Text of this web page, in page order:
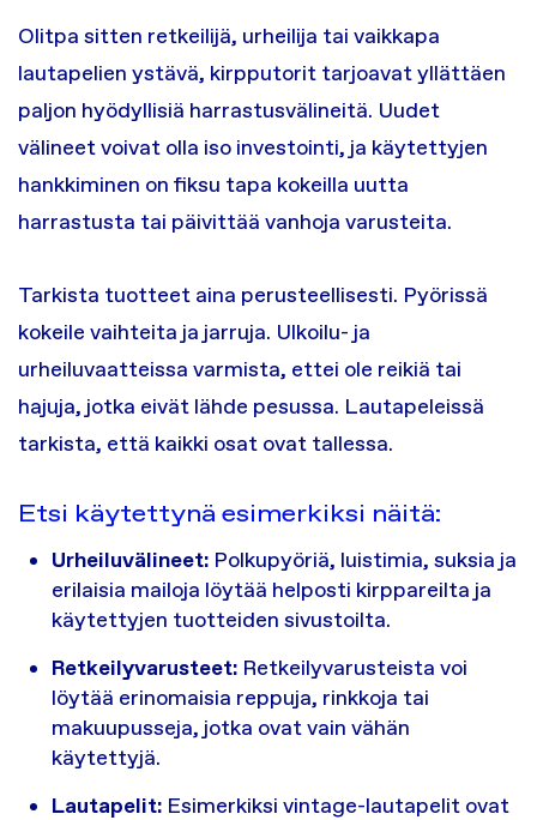
Olitpa sitten retkeilijä, urheilija tai vaikkapa
lautapelien ystävä, kirpputorit tarjoavat yllättäen
paljon hyödyllisiä harrastusvälineitä. Uudet
välineet voivat olla iso investointi, ja käytettyjen
hankkiminen on fiksu tapa kokeilla uutta
harrastusta tai päivittää vanhoja varusteita.
Tarkista tuotteet aina perusteellisesti. Pyörissä
kokeile vaihteita ja jarruja. Ulkoilu- ja
urheiluvaatteissa varmista, ettei ole reikiä tai
hajuja, jotka eivät lähde pesussa. Lautapeleissä
tarkista, että kaikki osat ovat tallessa.
Etsi käytettynä esimerkiksi näitä:
Urheiluvälineet:Polkupyöriä, luistimia, suksia ja
erilaisia mailoja löytää helposti kirppareilta ja
käytettyjen tuotteiden sivustoilta.
Retkeilyvarusteet:Retkeilyvarusteista voi
löytää erinomaisia reppuja, rinkkoja tai
makuupusseja, jotka ovat vain vähän
käytettyjä.
Lautapelit:Esimerkiksi vintage-lautapelit ovat